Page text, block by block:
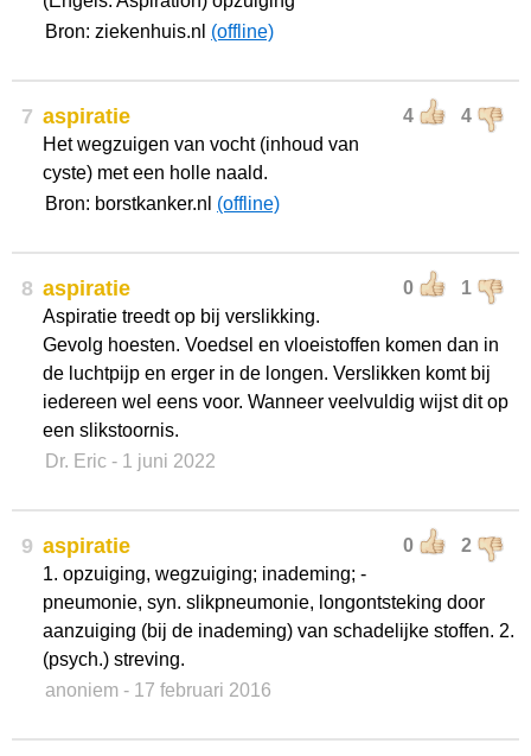
Bron: ziekenhuis.nl (offline)
7 4 4
aspiratie
Het wegzuigen van vocht (inhoud van
cyste) met een holle naald.
Bron: borstkanker.nl (offline)
8 0 1
aspiratie
Aspiratie treedt op bij verslikking.
Gevolg hoesten. Voedsel en vloeistoffen komen dan in
de luchtpijp en erger in de longen. Verslikken komt bij
iedereen wel eens voor. Wanneer veelvuldig wijst dit op
een slikstoornis.
Dr. Eric - 1 juni 2022
9 0 2
aspiratie
1. opzuiging, wegzuiging; inademing; -
pneumonie, syn. slikpneumonie, longontsteking door
aanzuiging (bij de inademing) van schadelijke stoffen. 2.
(psych.) streving.
anoniem - 17 februari 2016